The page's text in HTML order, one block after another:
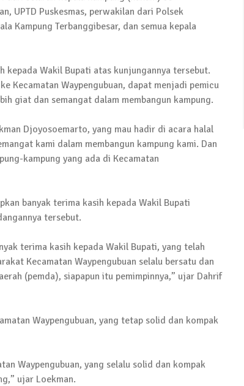
Kurang Mampu
Sosialisasi 4 Pilar Kebangsaan, Kali Ini Digelar
UPTD Puskesmas, perwakilan dari Polsek
Kampung Terbanggibesar, dan semua kepala
kepada Wakil Bupati atas kunjungannya tersebut.
Kecamatan Waypengubuan, dapat menjadi pemicu
giat dan semangat dalam membangun kampung.
Djoyosoemarto, yang mau hadir di acara halal
kami dalam membangun kampung kami. Dan
kampung yang ada di Kecamatan
banyak terima kasih kepada Wakil Bupati
tersebut.
terima kasih kepada Wakil Bupati, yang telah
Kecamatan Waypengubuan selalu bersatu dan
(pemda), siapapun itu pemimpinnya,” ujar Dahrif
Waypengubuan, yang tetap solid dan kompak
Waypengubuan, yang selalu solid dan kompak
ujar Loekman.